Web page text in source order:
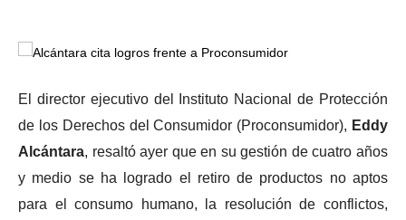
El director ejecutivo del Instituto Nacional de Protección
de los Derechos del Consumidor (Proconsumidor), Eddy
Alcántara, resaltó ayer que en su gestión de cuatro años
y medio se ha logrado el retiro de productos no aptos
para el consumo humano, la resolución de conflictos,